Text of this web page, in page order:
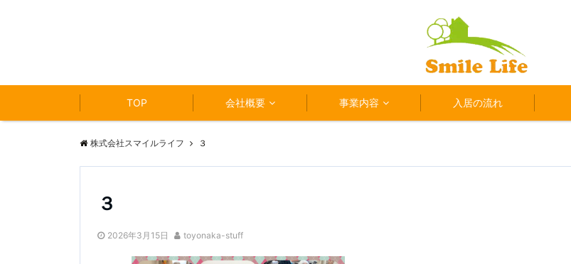
TOP 会社概要 事業内容 入居の流れ
株式会社スマイルライフ ３
３
2026年3月15日 toyonaka-stuff